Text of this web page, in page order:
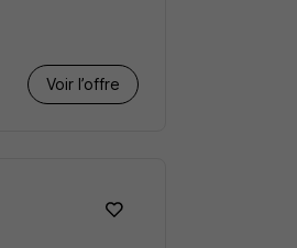
Voir l’offre